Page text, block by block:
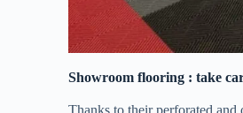
Showroom flooring : take
Thanks to their perforated and